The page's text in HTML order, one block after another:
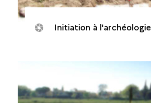
Initiation à l'archéologie